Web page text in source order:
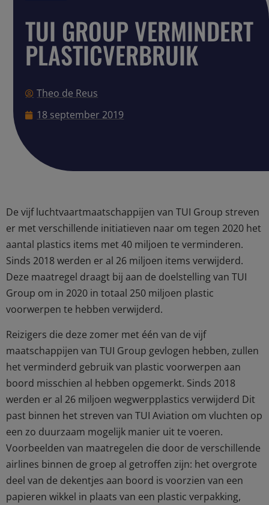
TUI GROUP VERMINDERT
PLASTICVERBRUIK
Theo de Reus
18 september 2019
De vijf luchtvaartmaatschappijen van TUI Group streven
er met verschillende initiatieven naar om tegen 2020 het
aantal plastics items met 40 miljoen te verminderen.
Sinds 2018 werden er al 26 miljoen items verwijderd.
Deze maatregel draagt bij aan de doelstelling van TUI
Group om in 2020 in totaal 250 miljoen plastic
voorwerpen te hebben verwijderd.
Reizigers die deze zomer met één van de vijf
maatschappijen van TUI Group gevlogen hebben, zullen
het verminderd gebruik van plastic voorwerpen aan
boord misschien al hebben opgemerkt. Sinds 2018
werden er al 26 miljoen wegwerpplastics verwijderd Dit
past binnen het streven van TUI Aviation om vluchten op
een zo duurzaam mogelijk manier uit te voeren.
Voorbeelden van maatregelen die door de verschillende
airlines binnen de groep al getroffen zijn: het overgrote
deel van de dekentjes aan boord is voorzien van een
papieren wikkel in plaats van een plastic verpakking,